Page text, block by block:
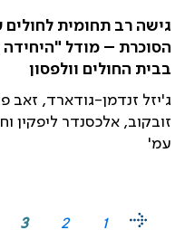
גישה רב תחומית
הסוכרת – מודל "היחידה
בבית החולים וולפסון
ג'יזל זנדמן-גודארד, זאב
זובקוב, אלכסנדר ליפקין
עמ'
1
2
3